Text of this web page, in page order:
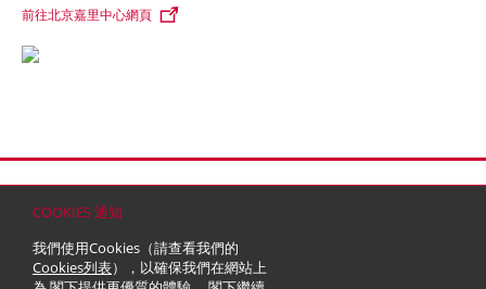
COOKIES 通知
我們使用Cookies（請查看我們的
Cookies列表），以確保我們在網站上
前往北京嘉里中心網頁
© 2026 嘉里建設有限公司 (於百慕達註冊成立之有限公司)